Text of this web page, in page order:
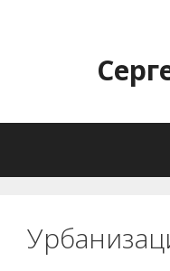
содержимому